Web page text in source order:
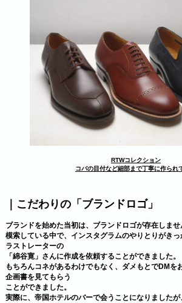
RTWコレクション
コバの目付など細部まで丁寧に作られ
｜こだわりの「ブランドロゴ」
ブランドを始めた当初は、ブランドロゴが存在しませ
模索している中で、インスタグラムのやりとりがき
ラストレーターの
「綿谷寛」 さんに作成を依頼することができました。
もちろんコネがあるわけでもなく、ダメもとでDMを
企画書を見てもらう
ことができました。
実際に、帝国ホテルのバーで会うことになりました